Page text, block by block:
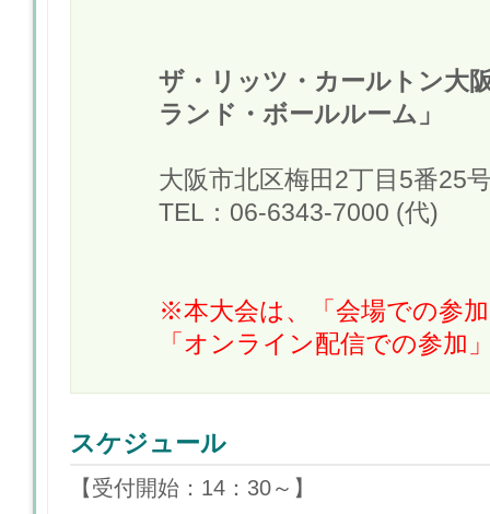
ザ・リッツ・カールトン大
ランド・ボールルーム」
大阪市北区梅田2丁目5番25
TEL：06-6343-7000 (代)
※本大会は、「会場での参
「オンライン配信での参加
スケジュール
【受付開始：14：30～】